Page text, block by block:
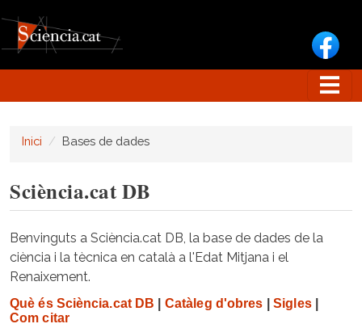
Inici Bases de dades
Sciència.cat DB
Benvinguts a Sciència.cat DB, la base de dades de la
ciència i la tècnica en català a l'Edat Mitjana i el
Renaixement.
Què és Sciència.cat DB Catàleg d'obres Sigles|
Com citar